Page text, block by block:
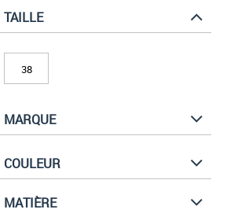
TAILLE
38
MARQUE
COULEUR
MATIÈRE